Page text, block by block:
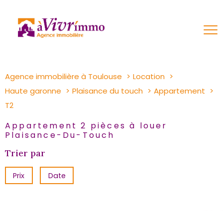
Agence immobilière à Toulouse
Location
Haute garonne
Plaisance du touch
Appartement
T2
Appartement 2 pièces à louer
Plaisance-Du-Touch
Trier par
Prix Date